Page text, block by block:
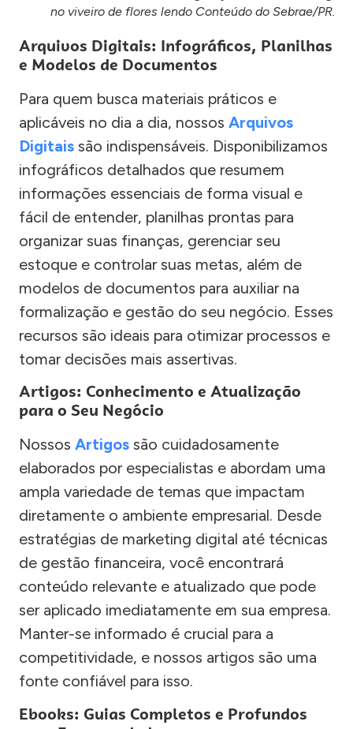
no viveiro de flores lendo Conteúdo do Sebrae/PR.
Arquivos Digitais: Infográficos, Planilhas
e Modelos de Documentos
Para quem busca materiais práticos e
aplicáveis no dia a dia, nossos Arquivos
Digitais são indispensáveis. Disponibilizamos
infográficos detalhados que resumem
informações essenciais de forma visual e
fácil de entender, planilhas prontas para
organizar suas finanças, gerenciar seu
estoque e controlar suas metas, além de
modelos de documentos para auxiliar na
formalização e gestão do seu negócio. Esses
recursos são ideais para otimizar processos e
tomar decisões mais assertivas.
Artigos: Conhecimento e Atualização
para o Seu Negócio
Nossos Artigos são cuidadosamente
elaborados por especialistas e abordam uma
ampla variedade de temas que impactam
diretamente o ambiente empresarial. Desde
estratégias de marketing digital até técnicas
de gestão financeira, você encontrará
conteúdo relevante e atualizado que pode
ser aplicado imediatamente em sua empresa.
Manter-se informado é crucial para a
competitividade, e nossos artigos são uma
fonte confiável para isso.
Ebooks: Guias Completos e Profundos